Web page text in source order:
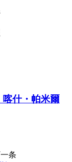
喀什・帕米爾
条